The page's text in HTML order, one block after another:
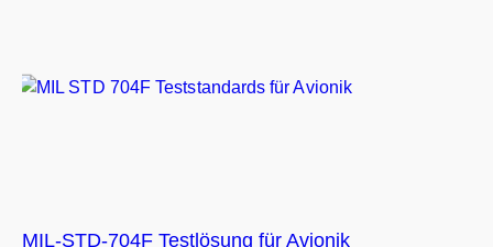
MIL-STD-704F Testlösung für Avionik